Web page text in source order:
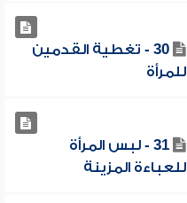
30 - تغطية القدمين
للمرأة
31 - لبس المرأة
للعباءة المزينة